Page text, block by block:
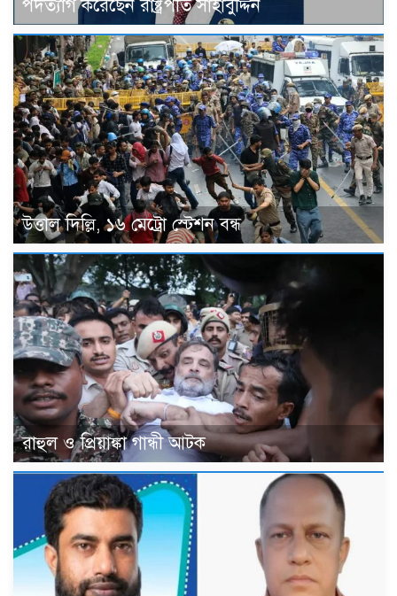
পদত্যাগ করেছেন রাষ্ট্রপতি সাহাবুদ্দিন
উত্তাল দিল্লি, ১৬ মেট্রো স্টেশন বন্ধ
রাহুল ও প্রিয়াঙ্কা গান্ধী আটক